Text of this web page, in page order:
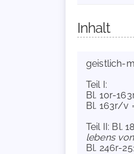
Inhalt
geistlich-
Teil I:
Bl. 10r-
Bl. 163r/v
Teil II: Bl.
lebens
Bl. 246r-